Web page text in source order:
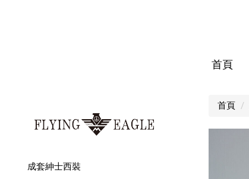
首頁
成套紳士西裝
首頁